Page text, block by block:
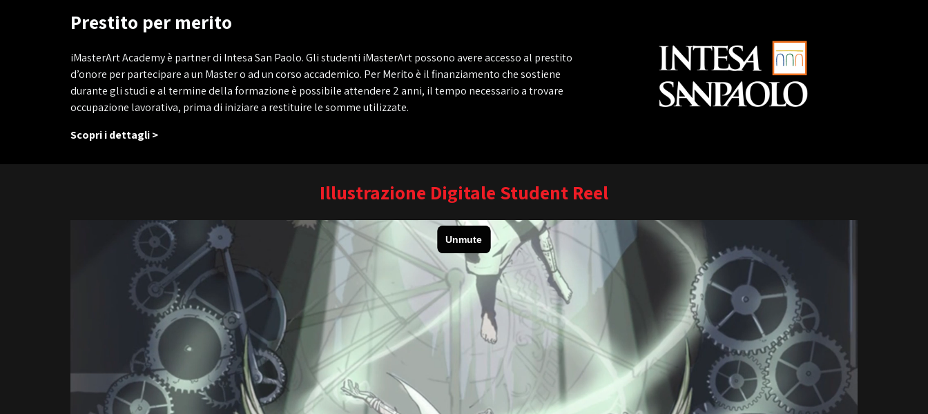
Prestito per merito
iMasterArt Academy è partner di Intesa San Paolo. Gli studenti iMasterArt possono avere accesso al prestito
d’onore per partecipare a un Master o ad un corso accademico. Per Merito è il finanziamento che sostiene
durante gli studi e al termine della formazione è possibile attendere 2 anni, il tempo necessario a trovare
occupazione lavorativa, prima di iniziare a restituire le somme utilizzate.
Scopri i dettagli >
Illustrazione Digitale Student Reel